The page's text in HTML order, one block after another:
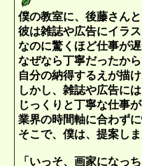
僕の教室に、後藤さん
彼は雑誌や広告にイラ
なのに驚くほど仕事が
なぜなら丁寧だったか
自分の納得するえが描
しかし、雑誌や広告に
じっくりと丁寧な仕事
業界の時間軸に合わず
そこで、僕は、提案し
「いっそ、画家になっ